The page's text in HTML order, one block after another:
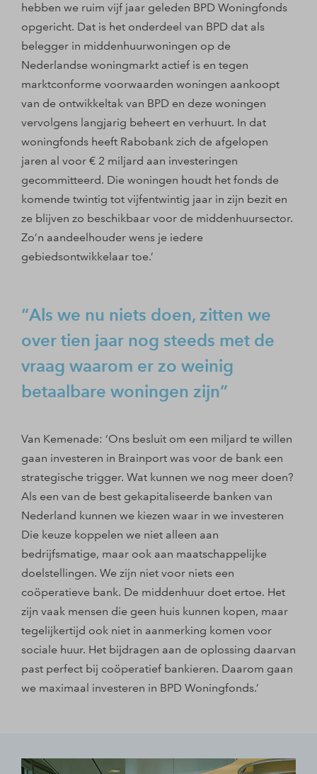
hebben we ruim vijf jaar geleden BPD Woningfonds
opgericht. Dat is het onderdeel van BPD dat als
belegger in middenhuurwoningen op de
Nederlandse woningmarkt actief is en tegen
marktconforme voorwaarden woningen aankoopt
van de ontwikkeltak van BPD en deze woningen
vervolgens langjarig beheert en verhuurt. In dat
woningfonds heeft Rabobank zich de afgelopen
jaren al voor € 2 miljard aan investeringen
gecommitteerd. Die woningen houdt het fonds de
komende twintig tot vijfentwintig jaar in zijn bezit en
ze blijven zo beschikbaar voor de middenhuursector.
Zo’n aandeelhouder wens je iedere
gebiedsontwikkelaar toe.’
Als we nu niets doen, zitten we
over tien jaar nog steeds met de
vraag waarom er zo weinig
betaalbare woningen zijn
Van Kemenade: ‘Ons besluit om een miljard te willen
gaan investeren in Brainport was voor de bank een
strategische trigger. Wat kunnen we nog meer doen?
Als een van de best gekapitaliseerde banken van
Nederland kunnen we kiezen waar in we investeren
Die keuze koppelen we niet alleen aan
bedrijfsmatige, maar ook aan maatschappelijke
doelstellingen. We zijn niet voor niets een
coöperatieve bank. De middenhuur doet ertoe. Het
zijn vaak mensen die geen huis kunnen kopen, maar
tegelijkertijd ook niet in aanmerking komen voor
sociale huur. Het bijdragen aan de oplossing daarvan
past perfect bij coöperatief bankieren. Daarom gaan
we maximaal investeren in BPD Woningfonds.’